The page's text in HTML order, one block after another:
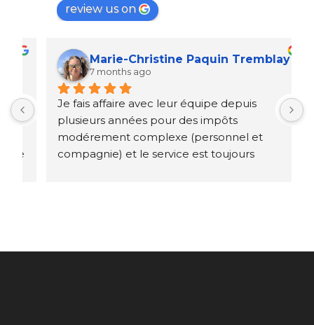
review us on
Marie-Christine Paquin Tremblay
7 months ago
Je fais affaire avec leur équipe depuis
plusieurs années pour des impôts
modérement complexe (personnel et
compagnie) et le service est toujours